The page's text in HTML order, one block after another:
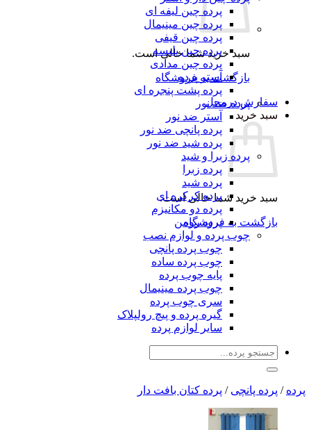
سبد خرید شما خالی است.
بازگشت به فروشگاه
سفارش درمحل
سبد خرید
سبد خرید شما خالی است.
بازگشت به فروشگاه
پرده چین لیفه ای
پرده چین مینیمال
پرده چین قیفی
پرده چین پلیسه
پرده چین مدادی
آستر پرده
پرده پشت پنجره ای
پرده ضد نور
آستر ضد نور
پرده پانچی ضد نور
پرده شید ضد نور
پرده زبرا و شید
پرده زبرا
پرده شید
پرده کرکره ای
پرده دو مکانیزم
پرده رومن
چوب پرده و لوازم نصب
چوب پرده پانچی
چوب پرده ساده
پایه چوب پرده
چوب پرده مینیمال
سری چوب پرده
گیره پرده و پیچ رولپلاک
سایر لوازم پرده
جستجو
پرده / پرده پانچی / پرده کتان بافت دار